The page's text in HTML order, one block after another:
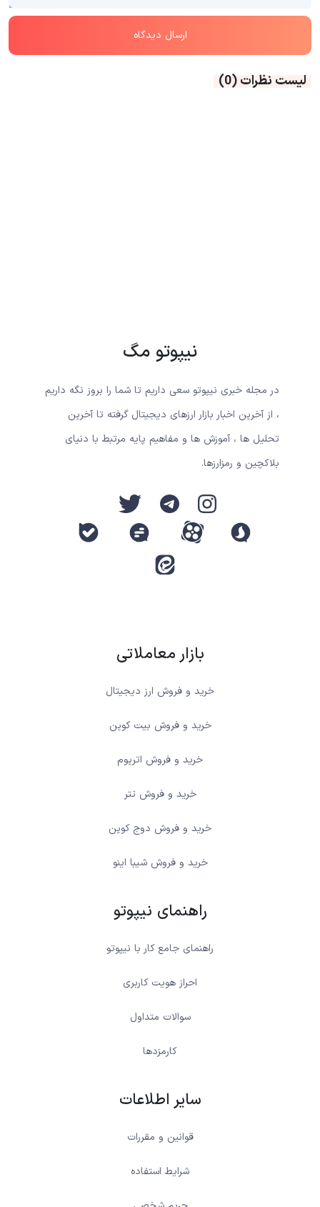
لیست نظرات(0)
نیپوتو مگ
در مجله خبری نیپوتو سعی داریم تا شما را بروز نگه داریم
، از آخرین اخبار بازار ارزهای دیجیتال گرفته تا آخرین
تحلیل ها ، آموزش ها و مفاهیم پایه مرتبط با دنیای
بلاکچین و رمزارزها.
بازار معاملاتی
خرید و فروش ارز دیجیتال
خرید و فروش بیت کوین
خرید و فروش اتریوم
خرید و فروش تتر
خرید و فروش دوج کوین
خرید و فروش شیبا اینو
راهنمای نیپوتو
راهنمای جامع کار با نیپوتو
احراز هویت کاربری
سوالات متداول
کارمزدها
سایر اطلاعات
قوانین و مقررات
شرایط استفاده